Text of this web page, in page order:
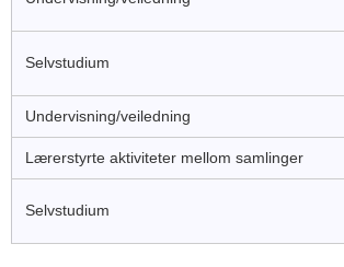
Selvstudium
Undervisning/veiledning
Lærerstyrte aktiviteter mellom samlinger
Selvstudium